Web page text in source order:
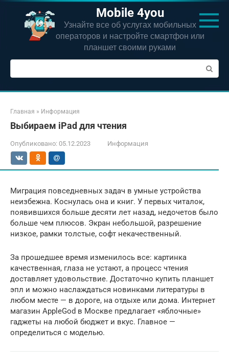
Перейти
контенту
Mobile 4you
Узнайте все об услугах мобильных
операторов и настройте смартфон или
планшет своими руками
Поиск:
Главная » Информация
Выбираем iPad для чтения
Опубликовано: 05.12.2023 Информация
Миграция повседневных задач в умные устройства
неизбежна. Коснулась она и книг. У первых читалок,
появившихся больше десяти лет назад, недочетов было
больше чем плюсов. Экран небольшой, разрешение
низкое, рамки толстые, софт некачественный.
За прошедшее время изменилось все: картинка
качественная, глаза не устают, а процесс чтения
доставляет удовольствие. Достаточно купить планшет
эпл и можно наслаждаться новинками литературы в
любом месте — в дороге, на отдыхе или дома. Интернет
магазин AppleGod в Москве предлагает «яблочные»
гаджеты на любой бюджет и вкус. Главное —
определиться с моделью.